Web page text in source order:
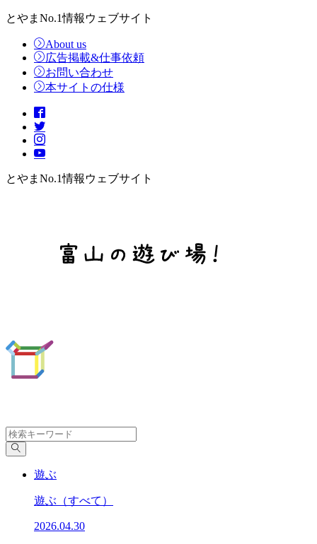
とやまNo.1情報ウェブサイト
About us
広告掲載&仕事依頼
お問い合わせ
本サイトの仕様
とやまNo.1情報ウェブサイト
遊ぶ
遊ぶ （すべて）
2026.04.30